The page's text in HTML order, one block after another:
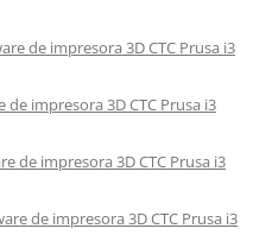
de impresora 3D CTC Prusa i3
impresora 3D CTC Prusa i3
de impresora 3D CTC Prusa i3
de impresora 3D CTC Prusa i3